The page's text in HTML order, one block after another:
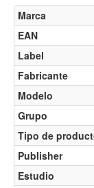
Marca
EAN
Label
Fabricante
Modelo
Grupo
Tipo de
Publisher
Estudio